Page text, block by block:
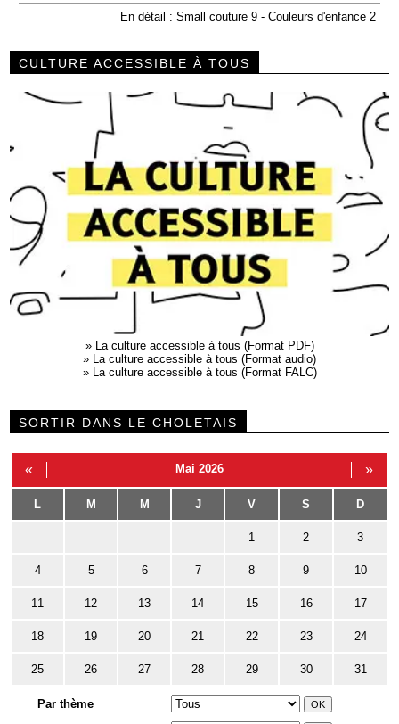
En détail : Small couture 9 - Couleurs d'enfance 2
CULTURE ACCESSIBLE À TOUS
» La culture accessible à tous (Format PDF)
» La culture accessible à tous (Format audio)
» La culture accessible à tous (Format FALC)
SORTIR DANS LE CHOLETAIS
« Mai 2026 »
L M M J V S D
1 2 3
4 5 6 7 8 9 10
11 12 13 14 15 16 17
18 19 20 21 22 23 24
25 26 27 28 29 30 31
Par thème